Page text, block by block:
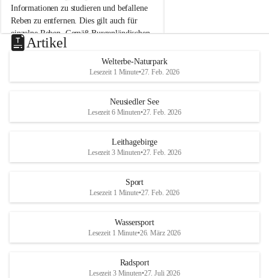
m
N
e
u
s
d
S
Informationen zu studieren und befallene
Reben zu entfernen. Dies gilt auch für
einzelne Reben. Gemäß Burgenländischen
Weinbaugesetz sind nicht gepflegte oder
unzulässige Weingärten zu roden! Bitte
helfen wir zusammen um unsere Winzer
vor den prognostizierten Ernteausfällen
und den daraus folgenden wirtschaftlichen
Maßnahmen zur Bekämpfung
Rebe und der Amerikanischen
Anhang VBl. EU Nr. 18
1 Seite•1,4 MB
VBl. EU Nr. 18_2026
u
e
d
r
S
Artikel
Welterbe-Naturpark
Lesezeit 1 Minute•27. Feb. 2026
Neusiedler See
Lesezeit 6 Minuten•27. Feb. 2026
Leithagebirge
Lesezeit 3 Minuten•27. Feb. 2026
Sport
Lesezeit 1 Minute•27. Feb. 2026
Wassersport
Lesezeit 1 Minute•26. März 2026
Radsport
Lesezeit 3 Minuten•27. Juli 2026